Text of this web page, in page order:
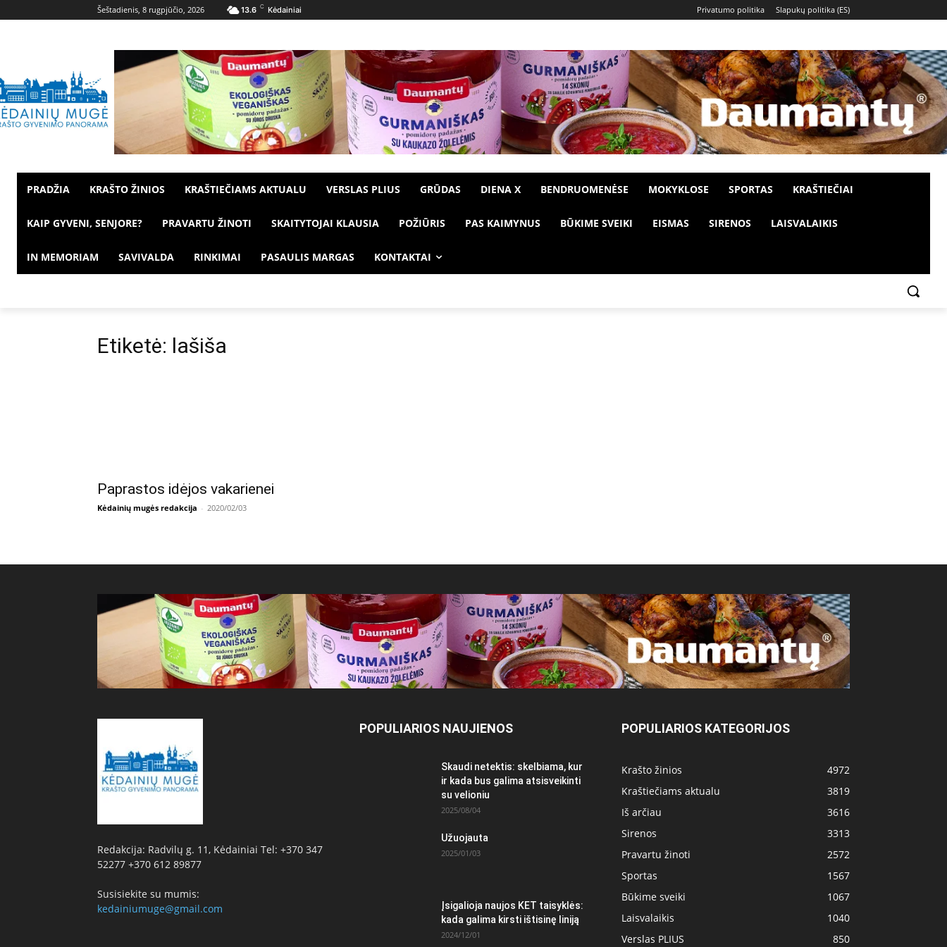
Šeštadienis, 8 rugpjūčio, 2026 13.6 C Kėdainiai Privatumo politika Slapukų politika (ES)
PRADŽIA KRAŠTO ŽINIOS KRAŠTIEČIAMS AKTUALU VERSLAS PLIUS GRŪDAS DIENA X BENDRUOMENĖSE MOKYKLOSE SPORTAS KRAŠTIEČIAI
KAIP GYVENI, SENJORE? PRAVARTU ŽINOTI SKAITYTOJAI KLAUSIA POŽIŪRIS PAS KAIMYNUS BŪKIME SVEIKI EISMAS SIRENOS LAISVALAIKIS
IN MEMORIAM SAVIVALDA RINKIMAI PASAULIS MARGAS KONTAKTAI
Etiketė: lašiša
Paprastos idėjos vakarienei
Kėdainių mugės redakcija - 2020/02/03
Redakcija: Radvilų g. 11, Kėdainiai Tel: +370 347
52277 +370 612 89877
Susisiekite su mumis:
kedainiumuge@gmail.com
POPULIARIOS NAUJIENOS
Skaudi netektis: skelbiama, kur
ir kada bus galima atsisveikinti
su velioniu
2025/08/04
Užuojauta
2025/01/03
Įsigalioja naujos KET taisyklės:
kada galima kirsti ištisinę liniją
2024/12/01
POPULIARIOS KATEGORIJOS
Krašto žinios
4972
Kraštiečiams aktualu
3819
Iš arčiau
3616
Sirenos
3313
Pravartu žinoti
2572
Sportas
1567
Būkime sveiki
1067
Laisvalaikis
1040
Verslas PLIUS
850